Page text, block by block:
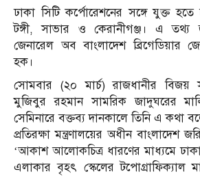
ঢাকা সিটি কর্পোরেশনের সঙ্গে যুক্ত হতে
টঙ্গী, সাভার ও কেরানীগঞ্জ। এ তথ্য
জেনারেল অব বাংলাদেশ ব্রিগেডিয়ার
হক।
সোমবার (২০ মার্চ) রাজধানীর বিজয়
মুজিবুর রহমান সামরিক জাদুঘরের
সেমিনারে বক্তব্য দানকালে তিনি এ কথা
প্রতিরক্ষা মন্ত্রণালয়ের অধীন বাংলাদেশ
‘আকাশ আলোকচিত্র ধারণের মাধ্যমে ঢাকা
এলাকার বৃহৎ স্কেলের টপোগ্রাফিক্যাল